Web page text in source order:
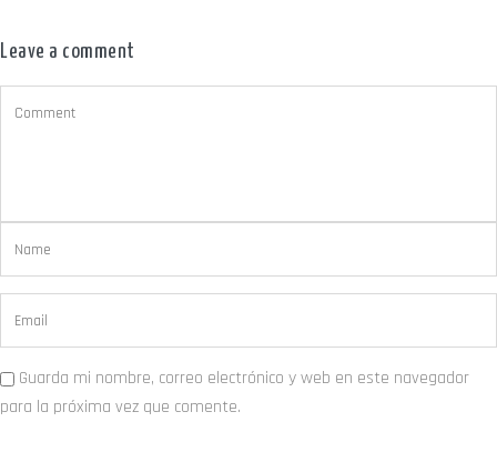
Leave a comment
Guarda mi nombre, correo electrónico y web en este navegador
para la próxima vez que comente.